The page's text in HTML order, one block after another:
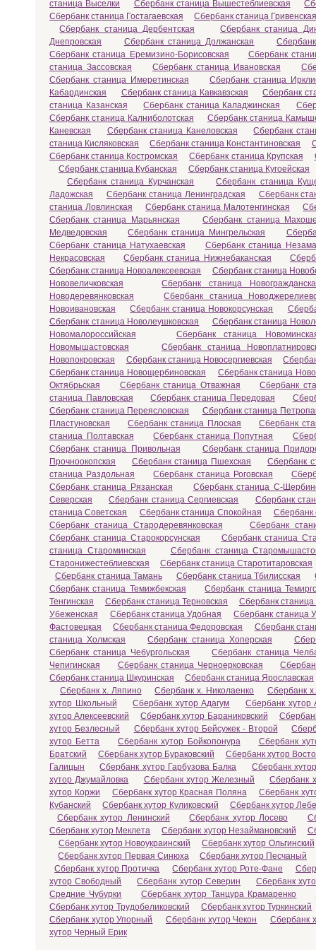
станица Выселки Сбербанк станица Вышестеблиевская
Сбербанк станица Гостагаевская
Сбербанк станица Гривенская
Сбербанк станица Дербентская
Сбербанк станица
Днепровская
Сбербанк станица Должанская
Сбербанк станица Еремизино-Борисовская
Сбербанк
станица Зассовская
Сбербанк станица Ивановская
Сбербанк станица Имеретинская
Сбербанк станица
Кабардинская
Сбербанк станица Кавкавзская
Сбербанк
станица Казанская
Сбербанк станица Каладжинская
Сбербанк станица Калниболотская
Сбербанк станица
Каневская
Сбербанк станица Канеловская
Сбербанк
станица Кисляковская
Сбербанк станица Константиновская
Сбербанк станица Костромская
Сбербанк станица Крупская
Сбербанк станица Кубанская
Сбербанк станица Кугоейская
Сбербанк станица Курчанская
Сбербанк станица
Ладожская
Сбербанк станица Ленинградская
Сбербанк
станица Ловлинская
Сбербанк станица Малотенгинская
Сбербанк станица Марьянская
Сбербанк станица
Медведовская
Сбербанк станица Мингрельская
Сбербанк станица Натухаевская
Сбербанк станица
Некрасовская
Сбербанк станица Нижнебаканская
Сбербанк станица Новоалексеевская
Сбербанк станица
Нововеличковская
Сбербанк станица
Новодеревянковская
Сбербанк станица
Новоивановская
Сбербанк станица Новокорсунская
Сбербанк станица Новолеушковская
Сбербанк станица
Новомалороссийская
Сбербанк станица
Новомышастовская
Сбербанк станица
Новопокровская
Сбербанк станица Новосергиевская
Сбербанк станица Новощербиновская
Сбербанк станица
Октябрьская
Сбербанк станица Отважная
Сбербанк
станица Павловская
Сбербанк станица Передовая
Сбербанк станица Переясловская
Сбербанк станица
Пластуновская
Сбербанк станица Плоская
Сбербанк
станица Полтавская
Сбербанк станица Попутная
Сбербанк станица Привольная
Сбербанк станица
Прочноокопская
Сбербанк станица Пшехская
Сбербанк
станица Раздольная
Сбербанк станица Роговская
Сбербанк станица Рязанская
Сбербанк станица С-
Северская
Сбербанк станица Сергиевская
Сбербанк
станица Советская
Сбербанк станица Спокойная
Сбербанк
Сбербанк станица Стародеревянковская
Сбербанк
Сбербанк станица Старокорсунская
Сбербанк станица
станица Староминская
Сбербанк станица
Старонижестеблиевская
Сбербанк станица Старотитаровская
Сбербанк станица Тамань
Сбербанк станица Тбилисская
Сбербанк станица Темижбекская
Сбербанк станица
Тенгинская
Сбербанк станица Терновская
Сбербанк станица
Убеженская
Сбербанк станица Удобная
Сбербанк станица
Фастовецкая
Сбербанк станица Федоровская
Сбербанк
станица Холмская
Сбербанк станица Хоперская
Сбербанк станица Чебургольская
Сбербанк станица
Чепигинская
Сбербанк станица Черноерковская
Сбербанк станица Шкуринская
Сбербанк станица Ярославская
Сбербанк х. Ляпино
Сбербанк х. Николаенко
Сбербанк
хутор Школьный
Сбербанк хутор Адагум
Сбербанк хутор
хутор Алексеевский
Сбербанк хутор Бараниковский
хутор Безлесный
Сбербанк хутор Бейсужек - Второй
хутор Бетта
Сбербанк хутор Бойкопонура
Сбербанк
Братский
Сбербанк хутор Бураковский
Сбербанк хутор
Галицын
Сбербанк хутор Гарбузова Балка
Сбербанк
хутор Джумайловка
Сбербанк хутор Железный
Сбербанк
хутор Коржи
Сбербанк хутор Красная Поляна
Сбербанк
Кубанский
Сбербанк хутор Куликовский
Сбербанк хутор
Сбербанк хутор Ленинский
Сбербанк хутор Лосево
Сбербанк хутор Меклета
Сбербанк хутор Незаймановский
Сбербанк хутор Новоукраинский
Сбербанк хутор Ольгинский
Сбербанк хутор Первая Синюха
Сбербанк хутор Песчаный
Сбербанк хутор Протичка
Сбербанк хутор Роте-Фане
хутор Свободный
Сбербанк хутор Северин
Сбербанк
Средние Чубурки
Сбербанк хутор Танцура Крамаренко
Сбербанк хутор Трудобеликовский
Сбербанк хутор Туркинский
Сбербанк хутор Упорный
Сбербанк хутор Чекон
Сбербанк
хутор Черный Ерик